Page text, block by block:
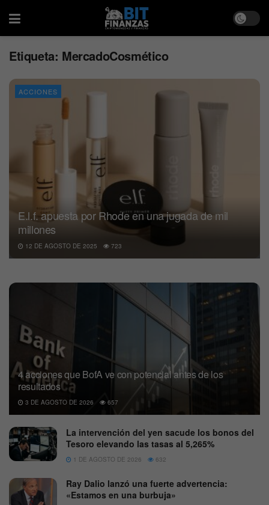
Etiqueta: MercadoCosmético
ACCIONES
E.l.f. apuesta por Rhode en una jugada de mil
millones
12 DE AGOSTO DE 2025 723
4 acciones que BofA ve con potencial antes de los
resultados
3 DE AGOSTO DE 2026 657
La intervención del yen sacude los bonos del
Tesoro elevando las tasas al 5,265%
1 DE AGOSTO DE 2026 632
Ray Dalio lanzó una fuerte advertencia:
«Estamos en una burbuja»